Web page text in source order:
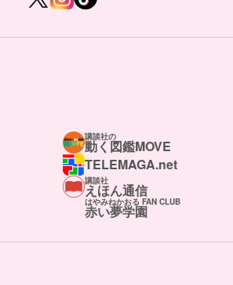
講談社の
動く図鑑MOVE
TELEMAGA.net
講談社
えほん通信
はやみねかおる FAN CLUB
赤い夢学園